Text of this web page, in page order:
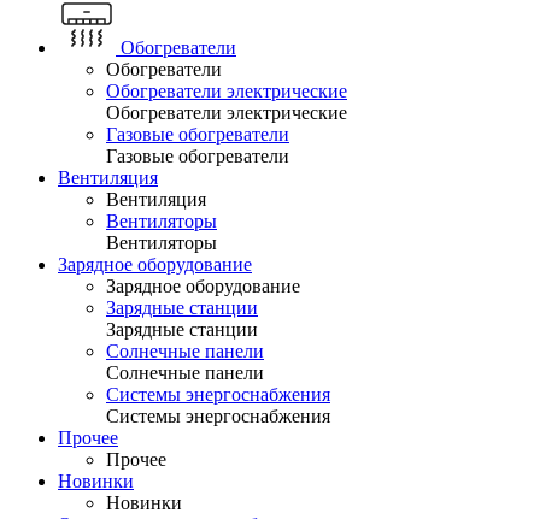
Обогреватели
Обогреватели
Обогреватели электрические
Обогреватели электрические
Газовые обогреватели
Газовые обогреватели
Вентиляция
Вентиляция
Вентиляторы
Вентиляторы
Зарядное оборудование
Зарядное оборудование
Зарядные станции
Зарядные станции
Солнечные панели
Солнечные панели
Системы энергоснабжения
Системы энергоснабжения
Прочее
Прочее
Новинки
Новинки